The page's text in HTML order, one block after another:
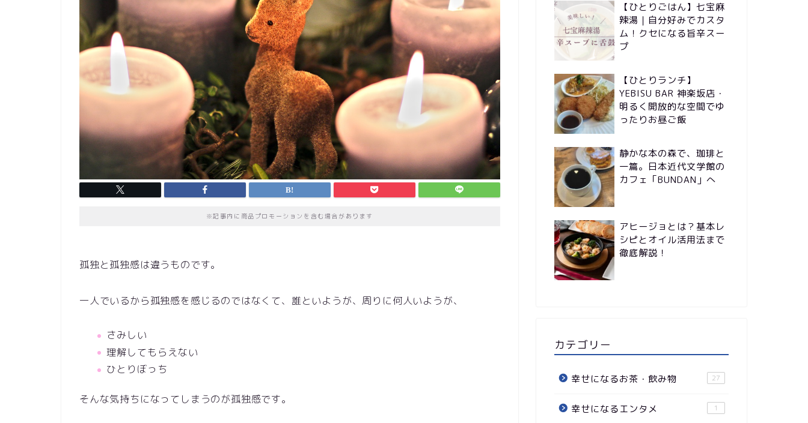
※記事内に商品プロモーションを含む場合があります
孤独と孤独感は違うものです。
一人でいるから孤独感を感じるのではなくて、誰といようが、周りに何人いようが、
さみしい
理解してもらえない
ひとりぼっち
そんな気持ちになってしまうのが孤独感です。
【ひとりごはん】七宝麻
辣湯｜自分好みでカスタ
ム！クセになる旨辛スー
プ
【ひとりランチ】
YEBISU BAR 神楽坂店・
明るく開放的な空間でゆ
ったりお昼ご飯
静かな本の森で、珈琲と
一篇。日本近代文学館の
カフェ「BUNDAN」へ
アヒージョとは？基本レ
シピとオイル活用法まで
徹底解説！
カテゴリー
幸せになるお茶・飲み物 27
幸せになるエンタメ 1